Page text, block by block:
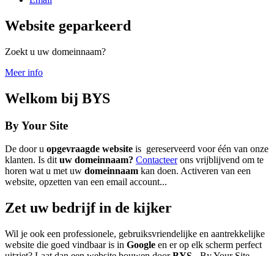
Website geparkeerd
Zoekt u uw domeinnaam?
Meer info
Welkom bij BYS
By Your Site
De door u opgevraagde website is gereserveerd voor één van onze
klanten. Is dit uw domeinnaam? Contacteerons vrijblijvend om te
horen wat u met uw domeinnaam kan doen. Activeren van een
website, opzetten van een email account...
Zet uw bedrijf in de kijker
Wil je ook een professionele, gebruiksvriendelijke en aantrekkelijke
website die goed vindbaar is in Google en er op elk scherm perfect